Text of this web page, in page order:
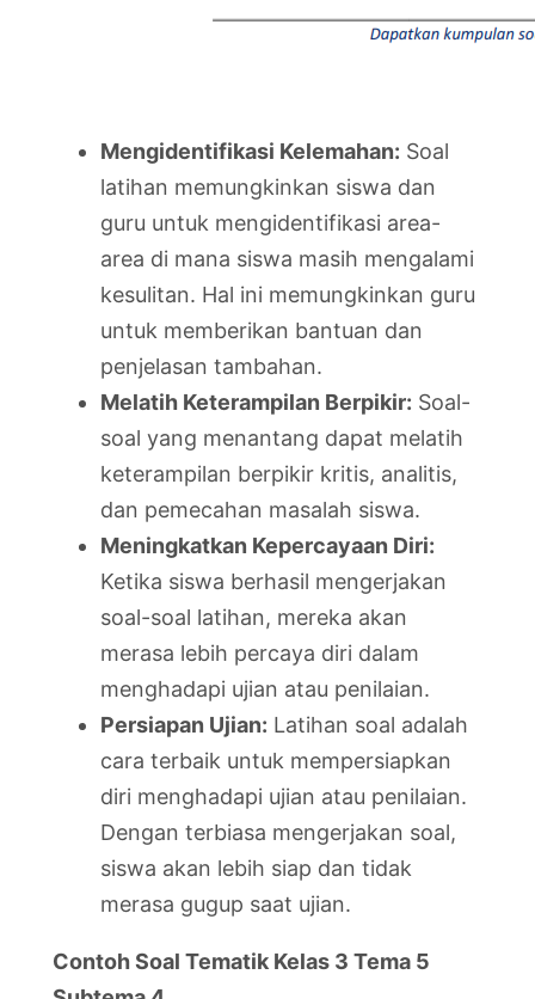
Mengidentifikasi Kelemahan: Soal
latihan memungkinkan siswa dan
guru untuk mengidentifikasi area-
area di mana siswa masih mengalami
kesulitan. Hal ini memungkinkan guru
untuk memberikan bantuan dan
penjelasan tambahan.
Melatih Keterampilan Berpikir: Soal-
soal yang menantang dapat melatih
keterampilan berpikir kritis, analitis,
dan pemecahan masalah siswa.
Meningkatkan Kepercayaan Diri:
Ketika siswa berhasil mengerjakan
soal-soal latihan, mereka akan
merasa lebih percaya diri dalam
menghadapi ujian atau penilaian.
Persiapan Ujian: Latihan soal adalah
cara terbaik untuk mempersiapkan
diri menghadapi ujian atau penilaian.
Dengan terbiasa mengerjakan soal,
siswa akan lebih siap dan tidak
merasa gugup saat ujian.
Contoh Soal Tematik Kelas 3 Tema 5